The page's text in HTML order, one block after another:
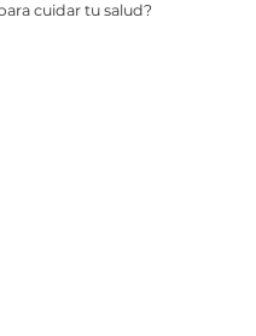
cuidar tu salud?